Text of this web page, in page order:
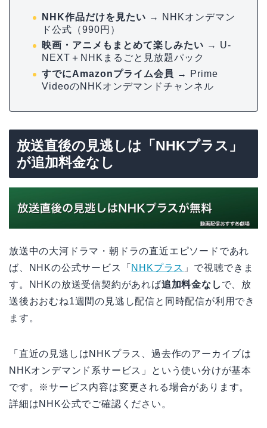
NHK作品だけを見たい → NHKオンデマン
ド公式（990円）
映画・アニメもまとめて楽しみたい → U-
NEXT＋NHKまるごと見放題パック
すでにAmazonプライム会員 → Prime
VideoのNHKオンデマンドチャンネル
放送直後の見逃しは「NHKプラス」
が追加料金なし
放送中の大河ドラマ・朝ドラの直近エピソードであれ
ば、NHKの公式サービス「 NHKプラス 」で視聴できま
す。NHKの放送受信契約があれば追加料金なし で、放
送後おおむね1週間の見逃し配信と同時配信が利用でき
ます。
「直近の見逃しはNHKプラス、過去作のアーカイブは
NHKオンデマンド系サービス」という使い分けが基本
です。※サービス内容は変更される場合があります。
詳細はNHK公式でご確認ください。